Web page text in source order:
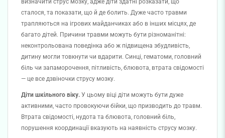
сталося, та показати, що й де болить. Дуже часто травми
трапляються на ігрових майданчиках або в інших місцях, де
багато дітей. Причини травми можуть бути різноманітні:
неконтрольована поведінка або ж підвищена збудливість,
дитину могли товкнути чи вдарити. Синці, гематоми, головний
біль чи запаморочення, пітливість, блювота, втрата свідомості
— це все дзвіночки струсу мозку.
Діти шкільного віку. У цьому віці діти можуть бути дуже
активними, часто провокуючи бійки, що призводить до травм.
Втрата свідомості, нудота та блювота, головний біль,
порушення координації вказують на наявність струсу мозку.